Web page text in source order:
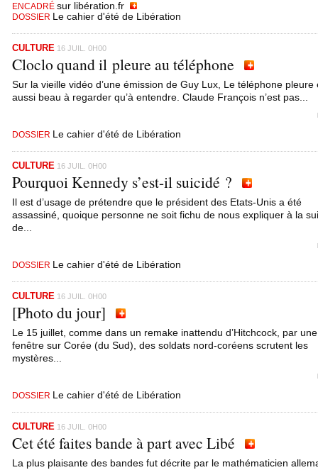
ENCADRÉ sur libération.fr
DOSSIER Le cahier d'été de Libération
CULTURE 16 JUIL. 0H00
Cloclo quand il pleure au téléphone
Sur la vieille vidéo d’une émission de Guy Lux, Le téléphone pleure
aussi beau à regarder qu’à entendre. Claude François n’est pas...
DOSSIER Le cahier d'été de Libération
CULTURE 16 JUIL. 0H00
Pourquoi Kennedy s’est-il suicidé ?
Il est d’usage de prétendre que le président des Etats-Unis a été
assassiné, quoique personne ne soit fichu de nous expliquer à la
de...
DOSSIER Le cahier d'été de Libération
CULTURE 16 JUIL. 0H00
[Photo du jour]
Le 15 juillet, comme dans un remake inattendu d’Hitchcock, par une
fenêtre sur Corée (du Sud), des soldats nord-coréens scrutent les
mystères...
DOSSIER Le cahier d'été de Libération
CULTURE 16 JUIL. 0H00
Cet été faites bande à part avec Libé
La plus plaisante des bandes fut décrite par le mathématicien